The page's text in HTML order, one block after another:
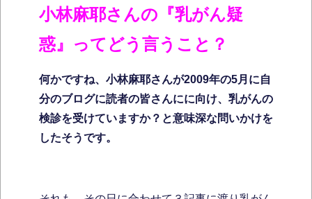
小林麻耶さんの『乳がん疑
惑』ってどう言うこと？
何かですね、小林麻耶さんが2009年の5月に自
分のブログに読者の皆さんにに向け、乳がんの
検診を受けていますか？と意味深な問いかけを
したそうです。